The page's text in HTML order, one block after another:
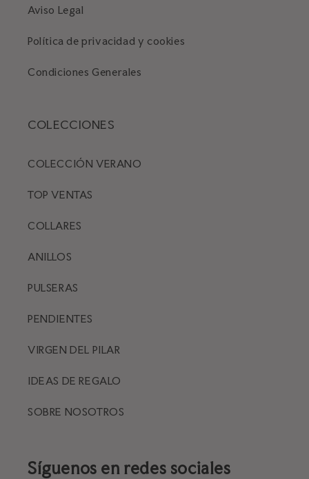
Aviso Legal
Política de privacidad y cookies
Condiciones Generales
COLECCIONES
COLECCIÓN VERANO
TOP VENTAS
COLLARES
ANILLOS
PULSERAS
PENDIENTES
VIRGEN DEL PILAR
IDEAS DE REGALO
SOBRE NOSOTROS
Síguenos en redes sociales